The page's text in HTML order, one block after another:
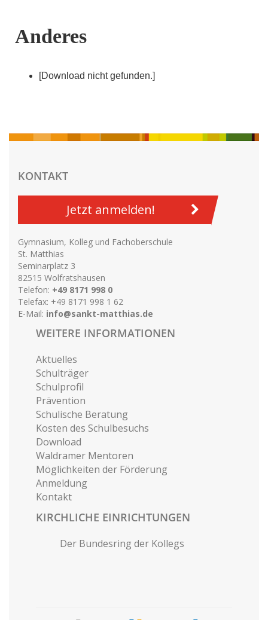
Anderes
[Download nicht gefunden.]
KONTAKT
Jetzt anmelden!
Gymnasium, Kolleg und Fachoberschule
St. Matthias
Seminarplatz 3
82515 Wolfratshausen
Telefon: +49 8171 998 0
Telefax: +49 8171 998 1 62
E-Mail: info@sankt-matthias.de
WEITERE INFORMATIONEN
Aktuelles
Schulträger
Schulprofil
Prävention
Schulische Beratung
Kosten des Schulbesuchs
Download
Waldramer Mentoren
Möglichkeiten der Förderung
Anmeldung
Kontakt
KIRCHLICHE EINRICHTUNGEN
Der Bundesring der Kollegs